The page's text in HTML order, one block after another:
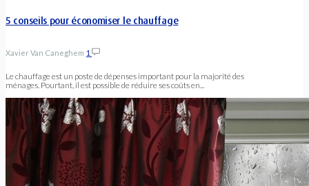
5 conseils pour économiser le chauffage
Xavier Van Caneghem 1
Le chauffage est un poste de dépenses important pour la majorité des
ménages. Pourtant, il est possible de réduire ses coûts en...